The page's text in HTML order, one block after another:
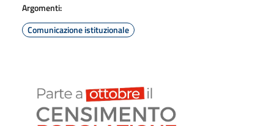
Argomenti:
Comunicazione istituzionale